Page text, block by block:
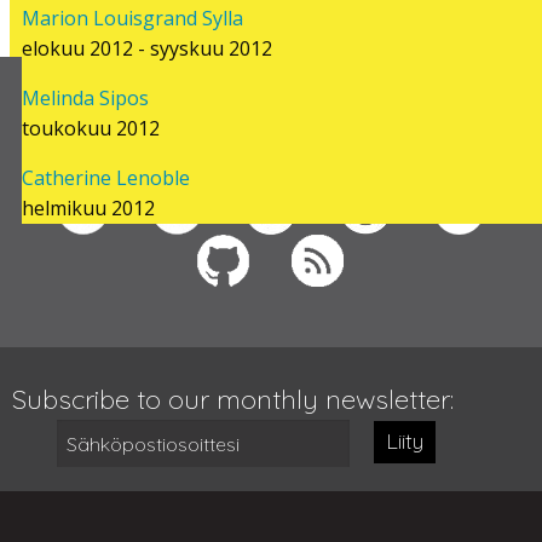
Marion Louisgrand Sylla
elokuu 2012 - syyskuu 2012
Melinda Sipos
toukokuu 2012
Catherine Lenoble
helmikuu 2012
Follow us on
Subscribe to our monthly newsletter:
Liity